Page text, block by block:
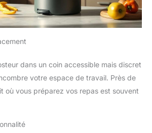
dans un coin accessible mais discret
votre espace de travail. Près de
où vous préparez vos repas est souvent